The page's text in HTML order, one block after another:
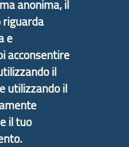
si è sviluppato a
Aree Interne
lo Sviluppo
socio-economico
fornisce
sullaStrategia
con Regione
anonima, il
e
acconsentire
il
utilizzando il
il tuo